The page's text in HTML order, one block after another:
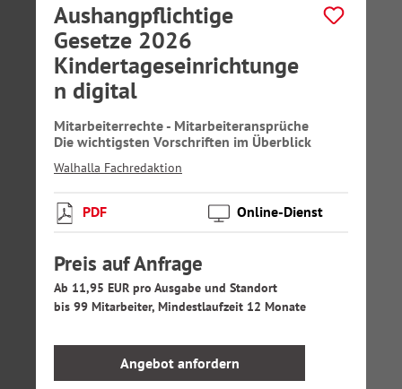
Aushangpflichtige
Gesetze 2026
Kindertageseinrichtunge
n digital
Mitarbeiterrechte - Mitarbeiteransprüche
Die wichtigsten Vorschriften im Überblick
Walhalla Fachredaktion
PDF Online-Dienst
Preis auf Anfrage
Ab 11,95 EUR pro Ausgabe und Standort
bis 99 Mitarbeiter, Mindestlaufzeit 12 Monate
Angebot anfordern